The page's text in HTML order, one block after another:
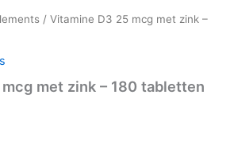
/ Vitamine D3 25 mcg met zink –
met zink – 180 tabletten